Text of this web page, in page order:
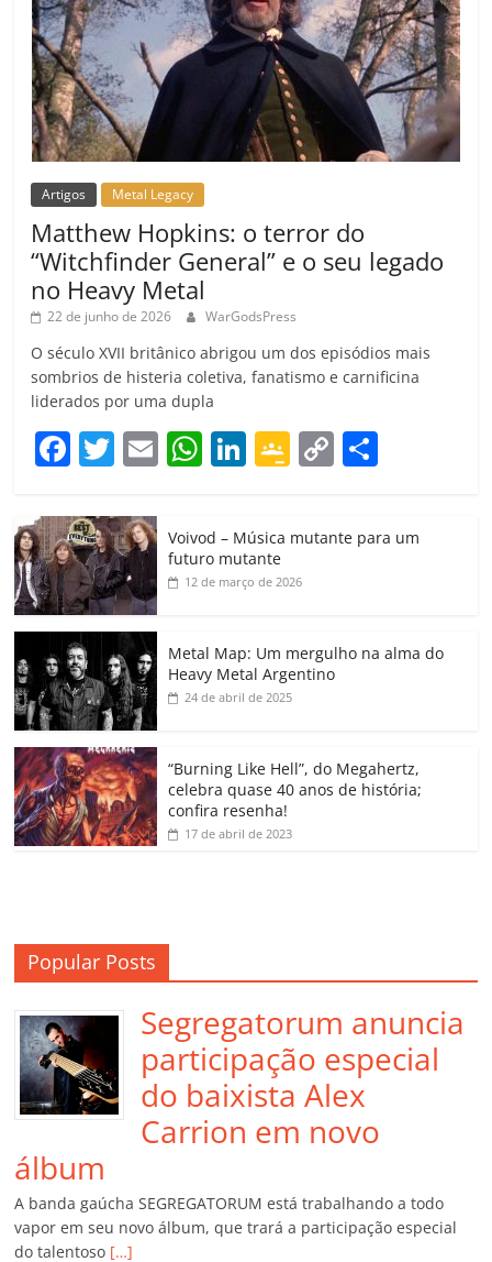
Artigos Metal Legacy
Matthew Hopkins: o terror do
“Witchfinder General” e o seu legado
no Heavy Metal
22 de junho de 2026 WarGodsPress
O século XVII britânico abrigou um dos episódios mais
sombrios de histeria coletiva, fanatismo e carnificina
liderados por uma dupla
F
a
c
e
b
o
o
k
T
w
itt
er
E
m
W
h
s
A
p
Li
n
e
dI
G
o
gl
e
a
ss
o
m
C
o
y
k
p
h
Voivod – Música mutante para um
futuro mutante
12 de março de 2026
Metal Map: Um mergulho na alma do
Heavy Metal Argentino
24 de abril de 2025
“Burning Like Hell”, do Megahertz,
celebra quase 40 anos de história;
confira resenha!
17 de abril de 2023
Popular Posts
Segregatorum anuncia
participação especial
do baixista Alex
Carrion em novo
álbum
A banda gaúcha SEGREGATORUM está trabalhando a todo
vapor em seu novo álbum, que trará a participação especial
do talentoso […]